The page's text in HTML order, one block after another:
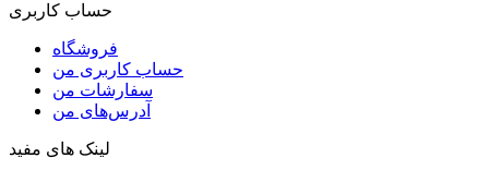
حساب کاربری
فروشگاه
حساب کاربری من
سفارشات من
آدرس‌های من
لینک های مفید